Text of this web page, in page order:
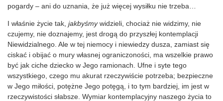
pogardy – ani do uznania, że już więcej wysiłku nie trzeba…
I właśnie życie tak, jakbyśmywidzieli, chociaż nie widzimy, nie
czujemy, nie doznajemy, jest drogą do przyszłej kontemplacji
Niewidzialnego. Ale w tej niemocy i niewiedzy dusza, zamiast się
ciskać i obijać o mury własnej ograniczoności, ma wszelkie prawo
być jak ciche dziecko w Jego ramionach. Ufne i syte tego
wszystkiego, czego mu akurat rzeczywiście potrzeba; bezpieczne
w Jego miłości, potężne Jego potęgą, i to tym bardziej, im jest w
rzeczywistości słabsze. Wymiar kontemplacyjny naszego życia to